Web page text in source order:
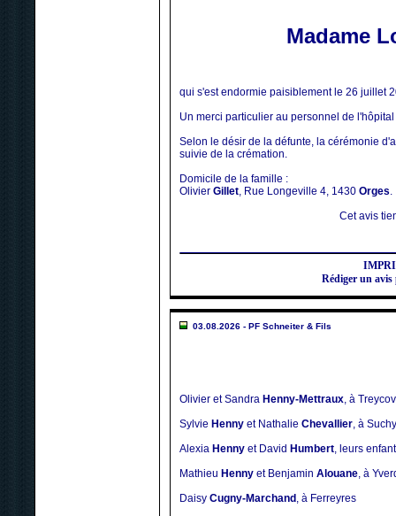
Madame
qui s'est endormie paisiblement le 26 juillet
Un merci particulier au personnel de
Selon le désir de la défunte, la cérémonie
suivie de la crémation.
Domicile de la famille :
Olivier Gillet, Rue Longeville 4, 1430 Orges.
Cet avis
Rédiger un
03.08.2026 - PF Schneiter & Fils
Olivier et Sandra Henny-Mettraux, à
Sylvie Henny et Nathalie Chevallier, à Suchy
Alexia Henny et David Humbert, leurs
Mathieu Henny et Benjamin Alouane, à
Daisy Cugny-Marchand , à Ferreyres